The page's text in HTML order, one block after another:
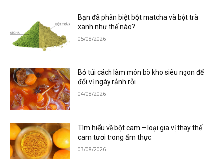
Bạn đã phân biệt bột matcha và bột trà
xanh như thế nào?
05/08/2026
Bỏ túi cách làm món bò kho siêu ngon để
đổi vị ngày rảnh rỗi
04/08/2026
Tìm hiểu về bột cam – loại gia vị thay thế
cam tươi trong ẩm thực
03/08/2026